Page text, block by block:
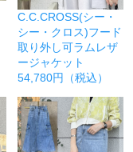
C.C.CROSS(シー・
シー・クロス)フード
取り外し可ラムレザ
ージャケット
54,780円（税込）